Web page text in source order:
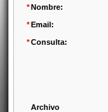
*Nombre:
*Email:
*Consulta:
Archivo